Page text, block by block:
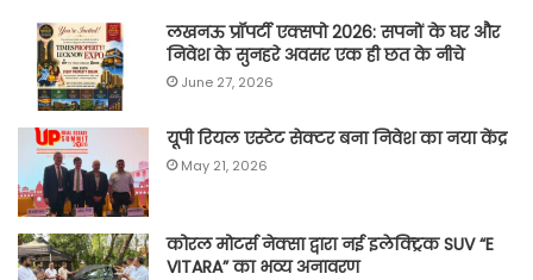
लखनऊ प्रॉपर्टी एक्सपो 2026: सपनों के घर और
निवेश के सुनहरे अवसर एक ही छत के नीचे
June 27, 2026
यूपी रियल एस्टेट सेक्टर बना निवेश का नया केंद्र
May 21, 2026
कोरल मोटर्स नेक्सा द्वारा नई इलेक्ट्रिक SUV “E
VITARA” का भव्य अनावरण